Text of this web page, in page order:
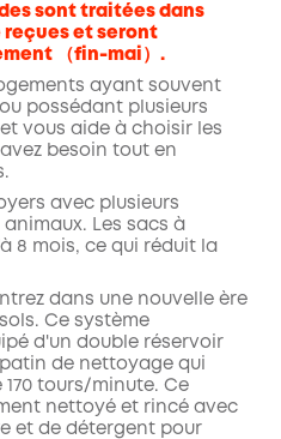
sont traitées dans
reçues et seront
（fin-mai）.
ayant souvent
possédant plusieurs
vous aide à choisir les
besoin tout en
avec plusieurs
Les sacs à
8 mois, ce qui réduit la
dans une nouvelle ère
Ce système
d'un double réservoir
de nettoyage qui
tours/minute. Ce
nettoyé et rincé avec
et de détergent pour